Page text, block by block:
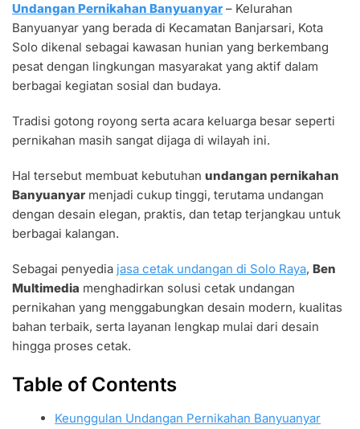
BANYUANYAR
ELEGAN
DAN
Undangan Pernikahan Banyuanyar – Kelurahan
Banyuanyar yang berada di Kecamatan Banjarsari, Kota
Solo dikenal sebagai kawasan hunian yang berkembang
pesat dengan lingkungan masyarakat yang aktif dalam
berbagai kegiatan sosial dan budaya.
Tradisi gotong royong serta acara keluarga besar seperti
pernikahan masih sangat dijaga di wilayah ini.
Hal tersebut membuat kebutuhan undangan pernikahan
Banyuanyar menjadi cukup tinggi, terutama undangan
dengan desain elegan, praktis, dan tetap terjangkau untuk
berbagai kalangan.
Sebagai penyedia jasa cetak undangan di Solo Raya, Ben
Multimedia menghadirkan solusi cetak undangan
pernikahan yang menggabungkan desain modern, kualitas
bahan terbaik, serta layanan lengkap mulai dari desain
hingga proses cetak.
Table of Contents
Keunggulan Undangan Pernikahan Banyuanyar